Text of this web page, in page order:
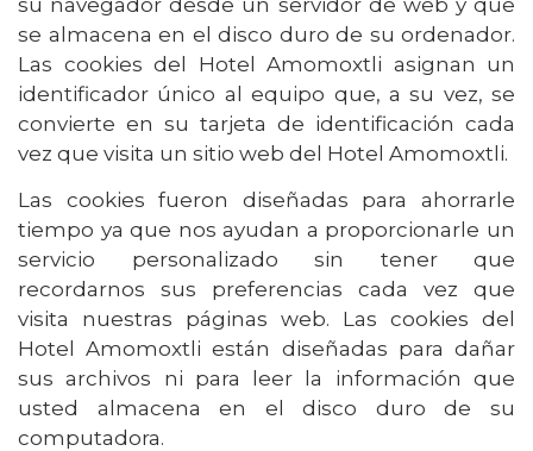
su navegador desde un servidor de web y que
se almacena en el disco duro de su ordenador.
Las cookies del Hotel Amomoxtli asignan un
identificador único al equipo que, a su vez, se
convierte en su tarjeta de identificación cada
vez que visita un sitio web del Hotel Amomoxtli.
Las cookies fueron diseñadas para ahorrarle
tiempo ya que nos ayudan a proporcionarle un
servicio personalizado sin tener que
recordarnos sus preferencias cada vez que
visita nuestras páginas web. Las cookies del
Hotel Amomoxtli están diseñadas para dañar
sus archivos ni para leer la información que
usted almacena en el disco duro de su
computadora.